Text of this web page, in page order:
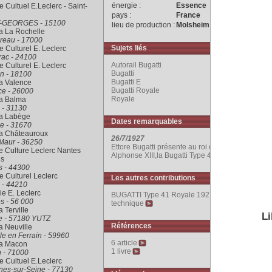
énergie :
Essence
pays :
France
lieu de production : Molsheim
Sujets liés
Autorail Bugatti
Bugatti
Bugatti E
Bugatti Royale
Royale
Dates remarquables
26/7/1927
Ettore Bugatti présente au roi d'Espagne
Alphonse XIII,la Bugatti Type 41.
Les autres contributions
BUGATTI Type 41 Royale 1927 : fiche
technique
Références
6 article
1 livre
Cultuel E.Leclerc - Saint-
GEORGES - 15100
La Rochelle
- 17000
Culturel E. Leclerc
- 24100
Culturel E. Leclerc
- 18100
Valence
- 26000
Balma
- 31130
Labège
- 31670
Châteauroux
- 36250
Culture Leclerc Nantes
- 44300
Culturel Leclerc
- 44210
E. Leclerc
- 56 000
Terville
- 57180 YUTZ
Neuville
en Ferrain - 59960
Macon
- 71000
Cultuel E.Leclerc
sur-Seine - 77130